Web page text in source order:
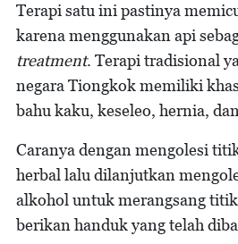
Terapi satu ini pastinya
karena menggunakan api
treatment. Terapi tradisional
negara Tiongkok memiliki
bahu kaku, keseleo, hernia,
Caranya dengan mengolesi
herbal lalu dilanjutkan
alkohol untuk merangsang
berikan handuk yang telah